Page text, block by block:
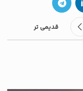
قدیمی تر